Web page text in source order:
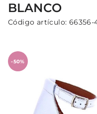
BLANCO
Código artículo: 66356-
-50%